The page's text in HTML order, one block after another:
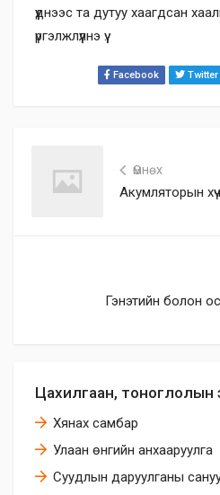
Цахилгаан, тоноглолын
Хянах самбар
Улаан өнгийн анхааруулга
Суудлын даруулганы
үүднээс та дутуу хаагдсан
үргэлжлүүлнэ үү.
Facebook Twitter
Өмнөх
Акумляторын
Гэнэтийн болон